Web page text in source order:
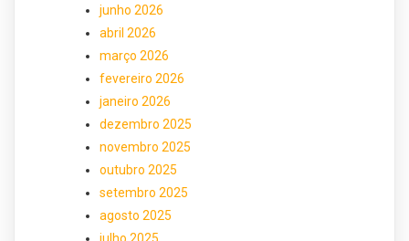
junho 2026
abril 2026
março 2026
fevereiro 2026
janeiro 2026
dezembro 2025
novembro 2025
outubro 2025
setembro 2025
agosto 2025